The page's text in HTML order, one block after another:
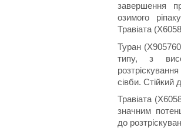
завершення
озимого
Травіата
Туран
типу, з
сівби. Стійкий
Травіата
значним
до